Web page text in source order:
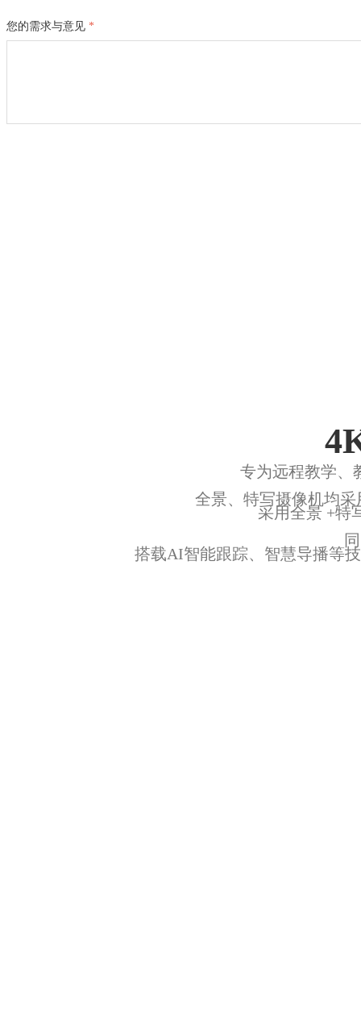
您的需求与意见 *
专为远程教学、
采用全景 +特
搭载AI智能跟踪、智慧导播等
全景、特写摄像机均采